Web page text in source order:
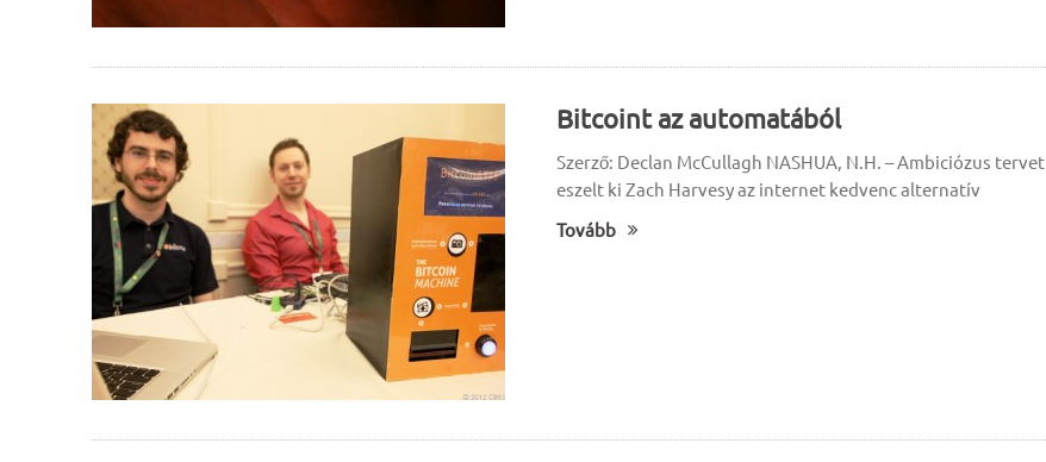
Bitcoint az automatából
Szerző: Declan McCullagh NASHUA, N.H. – Ambiciózus tervet
eszelt ki Zach Harvesy az internet kedvenc alternatív
Tovább